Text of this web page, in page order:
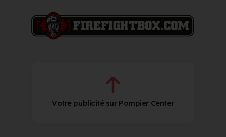
Votre publicité sur Pompier Center